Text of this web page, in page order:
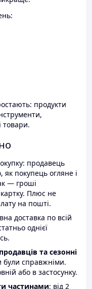
продукти
товари.
продавець
покупець огляне і
— гроші
Плюс не
на пошті.
доставка по всій
однієї
та сезонні
справжніми.
або в застосунку.
частинами: від 2